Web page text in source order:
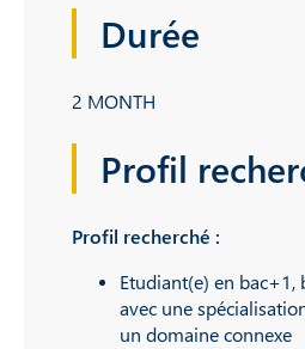
Durée
2 MONTH
Profil
Profil recherché :
Etudiant(e) en
avec une
un domaine connexe